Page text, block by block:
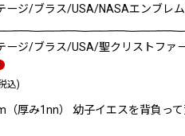
ージ/ブラス/USA/NASAエンブレ
ージ/ブラス/USA/聖クリストファ
込)
（厚み1nn） 幼子イエスを背負っ